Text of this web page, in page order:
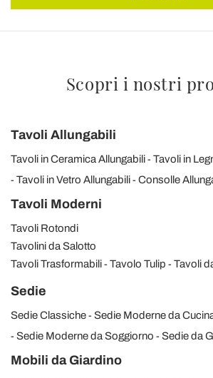
Scopri i nostri
Tavoli Allungabili
Tavoli in Ceramica Allungabili
Tavoli in
Tavoli in Vetro Allungabili
Consolle
Tavoli Moderni
Tavoli Rotondi
Tavolini da Salotto
Tavoli Trasformabili
Tavolo Tulip Tavoli
Sedie
Sedie Classiche
Sedie Moderne da
Sedie Moderne da Soggiorno
Sedie da
Mobili da Giardino